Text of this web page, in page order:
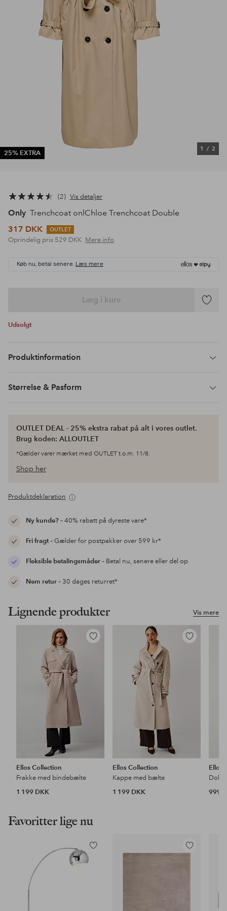
25% EXTRA
1 / 2
2 Vis detaljer
Only Trenchcoat onlChloe Trenchcoat Double
317 DKK
OUTLET
Oprindelig pris 529 DKK Mere info
Køb nu, betal senere. Læs mere
Læg i kurv
Tilføj
Udsolgt
Produktinformation
Størrelse & Pasform
OUTLET DEAL - 25% ekstra rabat på alt i vores outlet.
Brug koden: ALLOUTLET
*Gælder varer mærket med OUTLET t.o.m. 11/8.
Shop her
Produktdeklaration
Ny kunde?– 40% rabatt på dyreste vare*
Fri fragt– Gælder for postpakker over 599 kr*
Fleksible betalingsmåder– Betal nu, senere eller del op
Nem retur– 30 dages returret*
Vis mere
Lignende produkter
Tilføj
Ellos Collection
Frakke med bindebælte
1 199 DKK
Tilføj
Ellos Collection
Kappe med bælte
1 199 DKK
Ellos
999
Favoritter lige nu
Tilføj
til
Tilføj
til